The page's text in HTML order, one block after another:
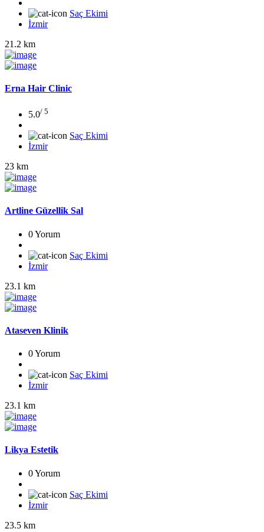
Saç Ekimi
İzmir
21.2 km
Erna Hair Clinic
5.0/ 5
Saç Ekimi
İzmir
23 km
Artline Güzellik Sal
0 Yorum
Saç Ekimi
İzmir
23.1 km
Ataseven Klinik
0 Yorum
Saç Ekimi
İzmir
23.1 km
Likya Estetik
0 Yorum
Saç Ekimi
İzmir
23.5 km